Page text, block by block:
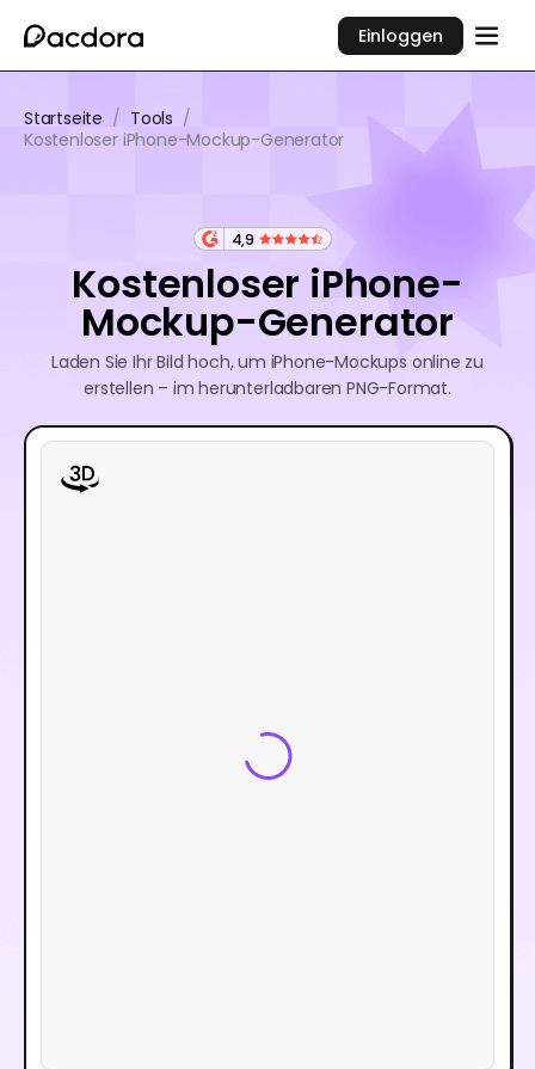
Einloggen
Startseite / Tools /
Kostenloser iPhone-Mockup-Generator
4,9
Kostenloser iPhone-
Mockup-Generator
Laden Sie Ihr Bild hoch, um iPhone-Mockups online zu
erstellen – im herunterladbaren PNG-Format.